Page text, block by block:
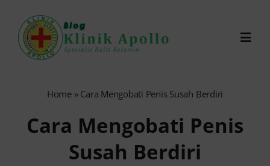
content
0821-1099-9870
Home» Cara Mengobati Penis Susah Berdiri
Cara Mengobati Penis
Susah Berdiri